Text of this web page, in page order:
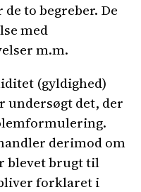
to begreber. De
med
m.m.
(gyldighed)
undersøgt det, der
derimod om
blevet brugt til
forklaret i